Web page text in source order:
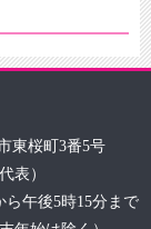
東桜町3番5号
表）
ら午後5時15分まで